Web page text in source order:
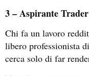
3 – Aspirante
Chi fa un lavoro
libero professionista
cerca solo di far